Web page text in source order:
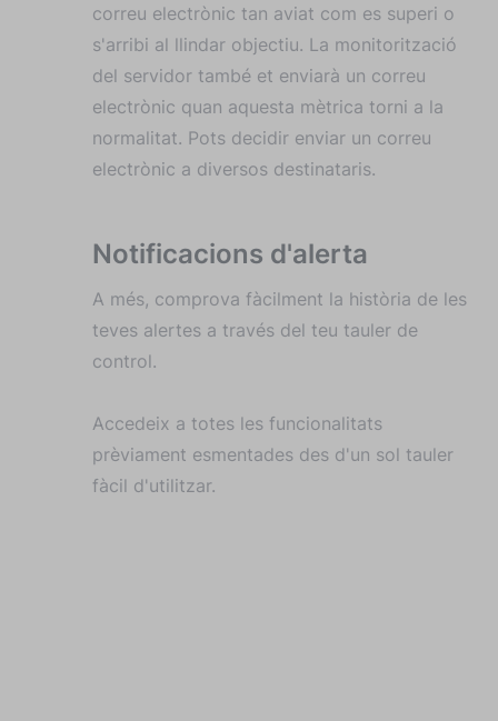
correu electrònic tan aviat com es superi o
s'arribi al llindar objectiu. La monitorització
del servidor també et enviarà un correu
electrònic quan aquesta mètrica torni a la
normalitat. Pots decidir enviar un correu
electrònic a diversos destinataris.
Notificacions d'alerta
A més, comprova fàcilment la història de les
teves alertes a través del teu tauler de
control.
Accedeix a totes les funcionalitats
prèviament esmentades des d'un sol tauler
fàcil d'utilitzar.